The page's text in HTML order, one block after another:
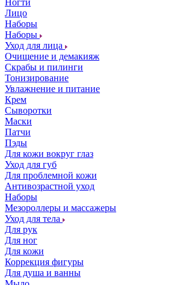
Ногти
Лицо
Наборы
Наборы
Уход для лица
Очищение и демакияж
Скрабы и пилинги
Тонизирование
Увлажнение и питание
Крем
Сыворотки
Маски
Патчи
Пэды
Для кожи вокруг глаз
Уход для губ
Для проблемной кожи
Антивозрастной уход
Наборы
Мезороллеры и массажеры
Уход для тела
Для рук
Для ног
Для кожи
Коррекция фигуры
Для душа и ванны